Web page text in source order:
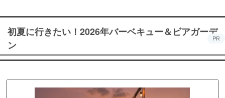
初夏に行きたい！2026年バーベキュー＆ビアガーデ
ン
PR